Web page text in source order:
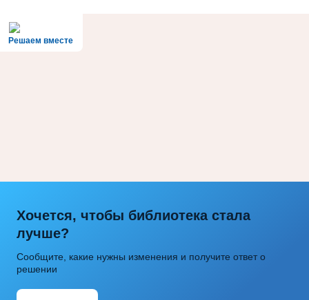
Решаем вместе
Хочется, чтобы библиотека стала
лучше?
Сообщите, какие нужны изменения и получите ответ о
решении